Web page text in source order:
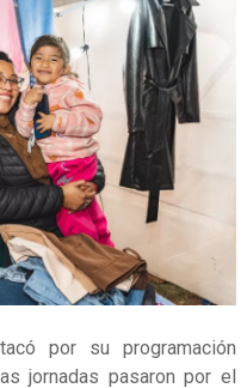
por su programación
jornadas pasaron por el